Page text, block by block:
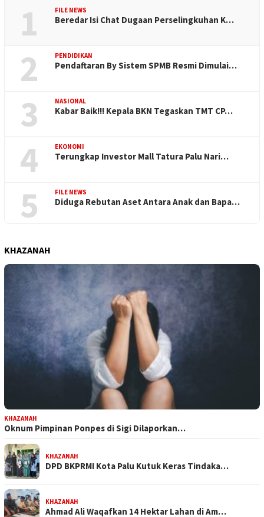
1 FILE NEWS
Beredar Isi Chat Dugaan Perselingkuhan K…
2 PENDIDIKAN
Pendaftaran By Sistem SPMB Resmi Dimulai…
3 NASIONAL
Kabar Baik!!! Kepala BKN Tegaskan TMT CP…
4 EKONOMI
Terungkap Investor Mall Tatura Palu Nari…
5 FILE NEWS
Diduga Rebutan Aset Antara Anak dan Bapa…
KHAZANAH
KHAZANAH
Oknum Pimpinan Ponpes di Sigi Dilaporkan…
KHAZANAH
DPD BKPRMI Kota Palu Kutuk Keras Tindaka…
KHAZANAH
Ahmad Ali Waqafkan 14 Hektar Lahan di Am…